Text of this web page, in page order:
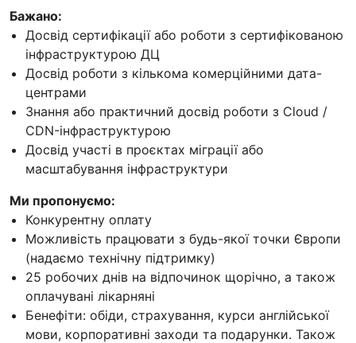
Бажано:
Досвід сертифікації або роботи з сертифікованою
інфраструктурою ДЦ
Досвід роботи з кількома комерційними дата-
центрами
Знання або практичний досвід роботи з Cloud /
CDN-інфраструктурою
Досвід участі в проєктах міграції або
масштабування інфраструктури
Ми пропонуємо:
Конкурентну оплату
Можливість працювати з будь-якої точки Європи
(надаємо технічну підтримку)
25 робочих днів на відпочинок щорічно, а також
оплачувані лікарняні
Бенефіти: обіди, страхування, курси англійської
мови, корпоративні заходи та подарунки. Також